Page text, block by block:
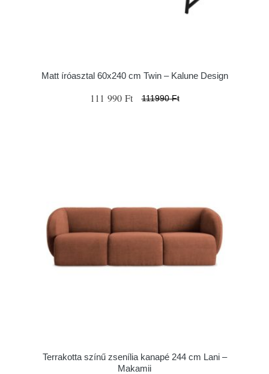
Matt íróasztal 60x240 cm Twin – Kalune Design
111 990 Ft 111990 Ft
Terrakotta színű zsenília kanapé 244 cm Lani –
Makamii